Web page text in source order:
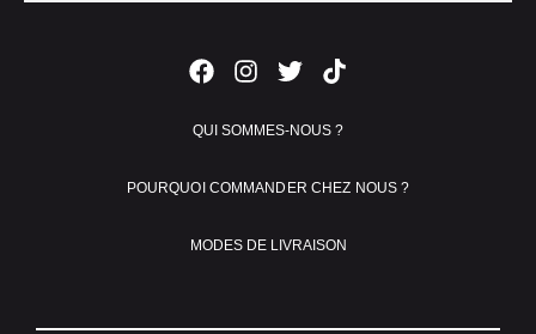
QUI SOMMES-NOUS ?
POURQUOI COMMANDER CHEZ NOUS ?
MODES DE LIVRAISON